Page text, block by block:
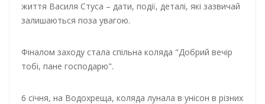
життя Василя Стуса – дати, події, деталі, які зазвичай
залишаються поза увагою.
Фіналом заходу стала спільна коляда "Добрий вечір
тобі, пане господарю".
6 січня, на Водохреща, коляда лунала в унісон в різних